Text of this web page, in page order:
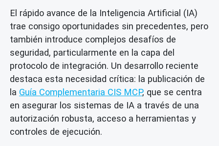
El rápido avance de la Inteligencia Artificial (IA)
trae consigo oportunidades sin precedentes, pero
también introduce complejos desafíos de
seguridad, particularmente en la capa del
protocolo de integración. Un desarrollo reciente
destaca esta necesidad crítica: la publicación de
la Guía Complementaria CIS MCP, que se centra
en asegurar los sistemas de IA a través de una
autorización robusta, acceso a herramientas y
controles de ejecución.